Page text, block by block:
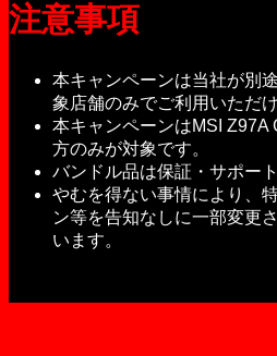
注意事項
本キャンペーンは当社が別
象店舗のみでご利用いただけ
本キャンペーンはMSI Z97A
方のみが対象です。
バンドル品は保証・サポー
やむを得ない事情により、
ン等を告知なしに一部変更
います。